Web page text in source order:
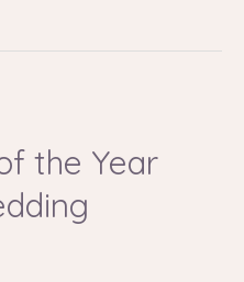
the Year